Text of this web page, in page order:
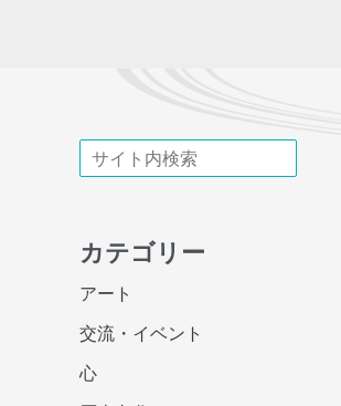
検索
カテゴリー
アート
交流・イベント
心